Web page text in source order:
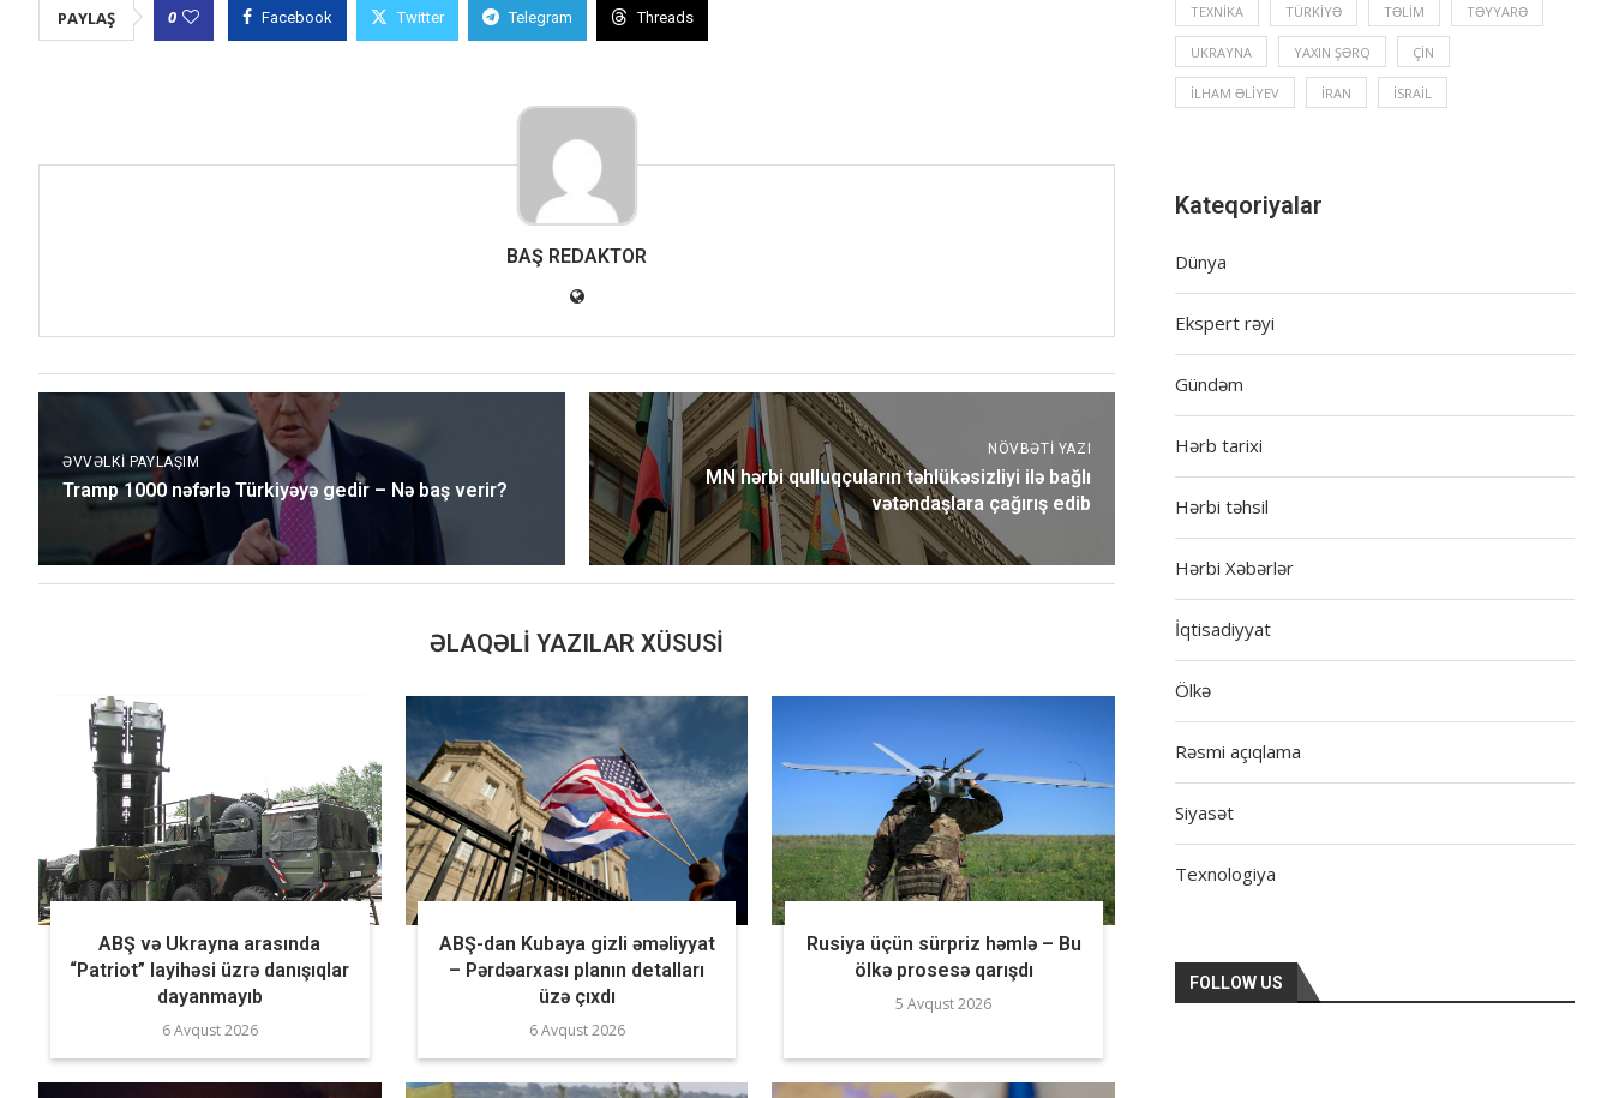
PAYLAŞ 0 Facebook Twitter Telegram Threads
BAŞ REDAKTOR
ƏVVƏLKI PAYLAŞIM
Tramp 1000 nəfərlə Türkiyəyə gedir – Nə baş verir?
NÖVBƏTI YAZI
MN hərbi qulluqçuların təhlükəsizliyi ilə bağlı
vətəndaşlara çağırış edib
ƏLAQƏLI YAZILAR XÜSUSI
ABŞ və Ukrayna arasında
“Patriot” layihəsi üzrə danışıqlar
dayanmayıb
6 Avqust 2026
ABŞ-dan Kubaya gizli əməliyyat
– Pərdəarxası planın detalları
üzə çıxdı
6 Avqust 2026
Rusiya üçün sürpriz həmlə – Bu
ölkə prosesə qarışdı
5 Avqust 2026
TEXNIKA TÜRKIYƏ TƏLIM TƏYYARƏ
UKRAYNA YAXIN ŞƏRQ ÇIN
İLHAM ƏLIYEV İRAN İSRAIL
Kateqoriyalar
Dünya
Ekspert rəyi
Gündəm
Hərb tarixi
Hərbi təhsil
Hərbi Xəbərlər
İqtisadiyyat
Ölkə
Rəsmi açıqlama
Siyasət
Texnologiya
FOLLOW US